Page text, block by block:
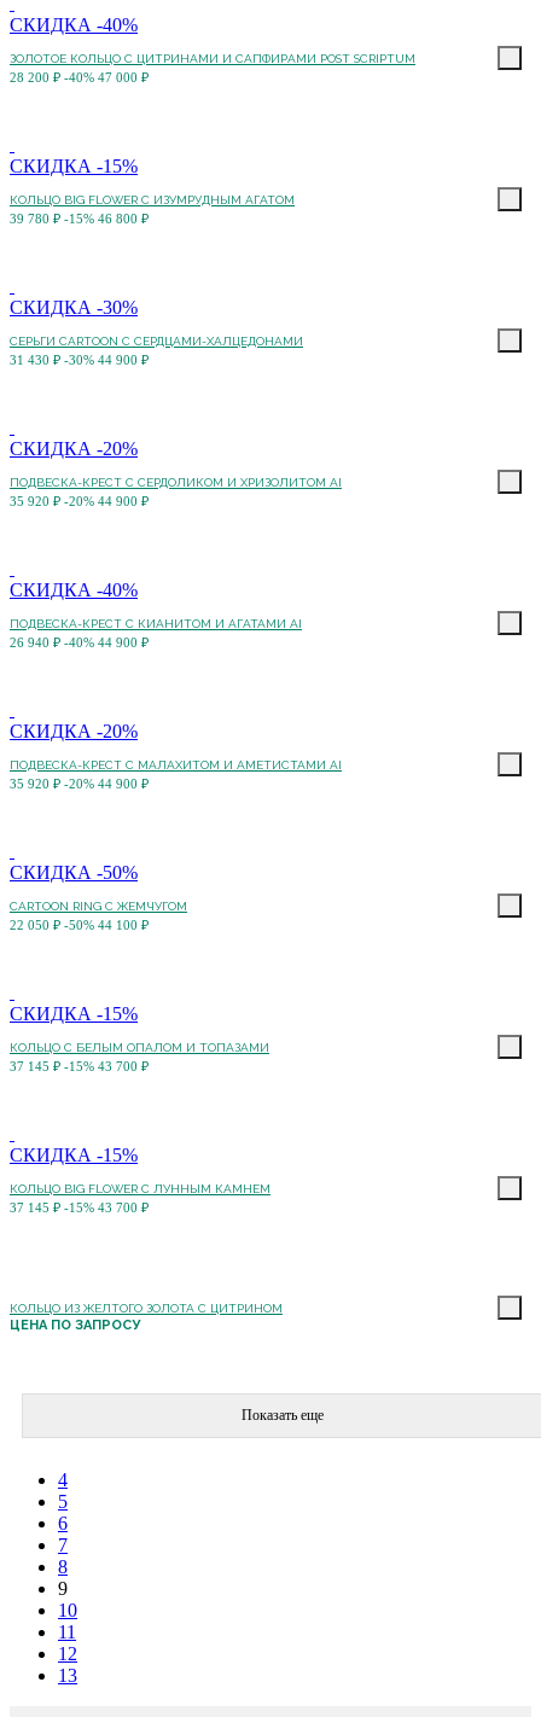
СКИДКА -40%
ЗОЛОТОЕ КОЛЬЦО С ЦИТРИНАМИ И САПФИРАМИ POST SCRIPTUM
28 200 ₽ -40% 47 000 ₽
СКИДКА -15%
КОЛЬЦО BIG FLOWER С ИЗУМРУДНЫМ АГАТОМ
39 780 ₽ -15% 46 800 ₽
СКИДКА -30%
СЕРЬГИ CARTOON C СЕРДЦАМИ-ХАЛЦЕДОНАМИ
31 430 ₽ -30% 44 900 ₽
СКИДКА -20%
ПОДВЕСКА-КРЕСТ С СЕРДОЛИКОМ И ХРИЗОЛИТОМ AI
35 920 ₽ -20% 44 900 ₽
СКИДКА -40%
ПОДВЕСКА-КРЕСТ С КИАНИТОМ И АГАТАМИ AI
26 940 ₽ -40% 44 900 ₽
СКИДКА -20%
ПОДВЕСКА-КРЕСТ С МАЛАХИТОМ И АМЕТИСТАМИ AI
35 920 ₽ -20% 44 900 ₽
СКИДКА -50%
CARTOON RING С ЖЕМЧУГОМ
22 050 ₽ -50% 44 100 ₽
СКИДКА -15%
КОЛЬЦО С БЕЛЫМ ОПАЛОМ И ТОПАЗАМИ
37 145 ₽ -15% 43 700 ₽
СКИДКА -15%
КОЛЬЦО BIG FLOWER С ЛУННЫМ КАМНЕМ
37 145 ₽ -15% 43 700 ₽
КОЛЬЦО ИЗ ЖЕЛТОГО ЗОЛОТА С ЦИТРИНОМ
ЦЕНА ПО ЗАПРОСУ
Показать еще
4
5
6
7
8
9
10
11
12
13